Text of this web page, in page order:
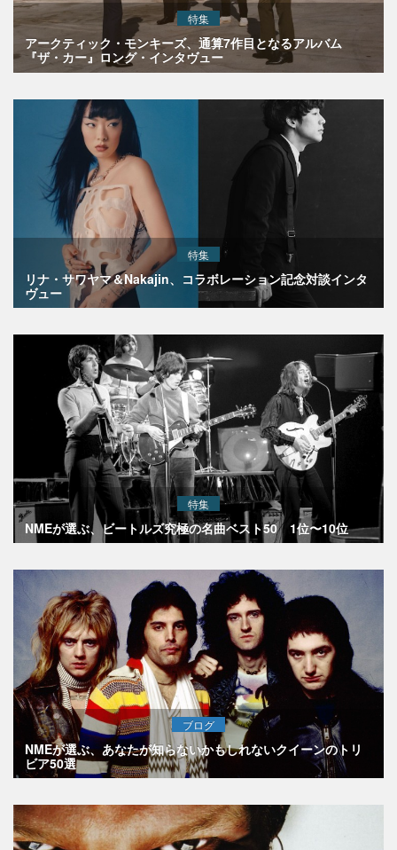
特集
アークティック・モンキーズ、通算7作目となるアルバム
『ザ・カー』ロング・インタヴュー
特集
リナ・サワヤマ＆Nakajin、コラボレーション記念対談インタ
ヴュー
特集
NMEが選ぶ、ビートルズ究極の名曲ベスト50 1位〜10位
ブログ
NMEが選ぶ、あなたが知らないかもしれないクイーンのトリ
ビア50選